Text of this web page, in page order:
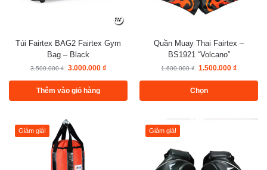
Túi Fairtex BAG2 Fairtex Gym
Bag – Black
3.500.000₫ 3.000.000 ₫
Thêm vào giỏ hàng
Quần Muay Thai Fairtex –
BS1921 “Volcano”
1.600.000₫ 1.500.000 ₫
Chọn
Giảm giá! Giảm giá!